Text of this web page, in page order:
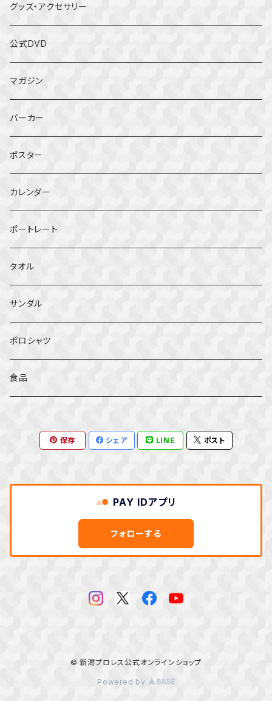
グッズ・アクセサリー
公式DVD
マガジン
パーカー
ポスター
カレンダー
ポートレート
タオル
サンダル
ポロシャツ
食品
保存 シェア LINE ポスト
PAY IDアプリ
フォローする
© 新潟プロレス公式オンラインショップ
Powered by